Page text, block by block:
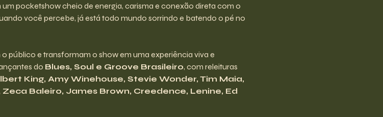
pocketshow cheio de energia, carisma e conexão direta com o
você percebe, já está todo mundo sorrindo e batendo o pé no
público e transformam o show em uma experiência viva e
do Blues, Soul e Groove Brasileiro, com releituras
King, Amy Winehouse, Stevie Wonder, Tim Maia,
Zeca Baleiro, James Brown, Creedence, Lenine, Ed